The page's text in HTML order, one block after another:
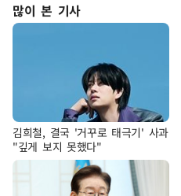
많이 본 기사
김희철, 결국 '거꾸로 태극기' 사과
"깊게 보지 못했다"